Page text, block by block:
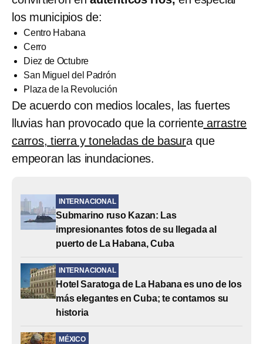
los municipios de:
Centro Habana
Cerro
Diez de Octubre
San Miguel del Padrón
Plaza de la Revolución
De acuerdo con medios locales, las fuertes
lluvias han provocado que la corrientearrastre
carros, tierra y toneladas de basura que
empeoran las inundaciones.
INTERNACIONAL
Submarino ruso Kazan: Las
impresionantes fotos de su llegada al
puerto de La Habana, Cuba
INTERNACIONAL
Hotel Saratoga de La Habana es uno de los
más elegantes en Cuba; te contamos su
historia
MÉXICO